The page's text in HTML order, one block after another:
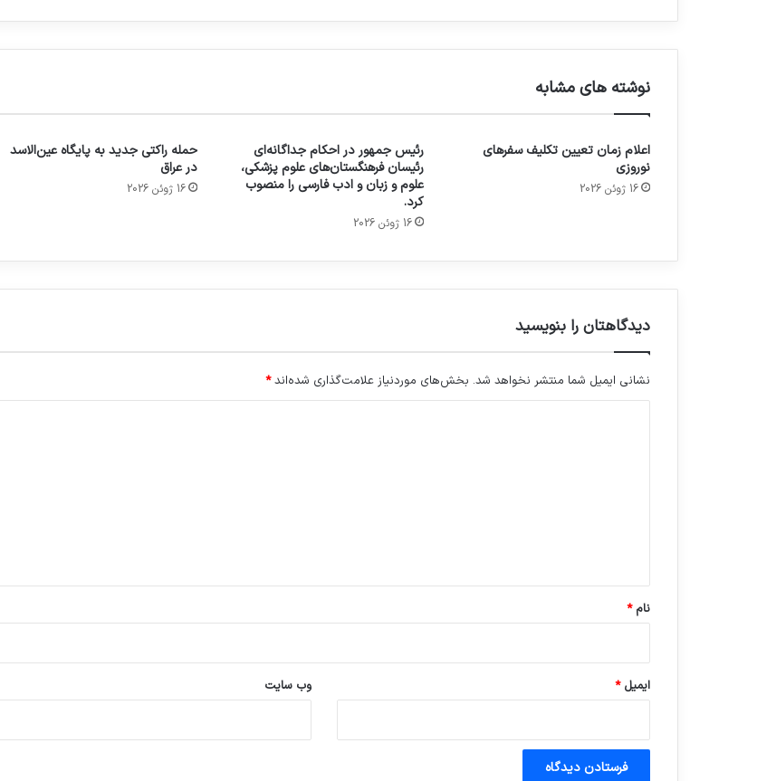
نوشته های مشابه
اعلام زمان تعیین تکلیف سفرهای
نوروزی
16 ژوئن 2026
رئیس جمهور در احکام جداگانه‌ای
رئیسان فرهنگستان‌های علوم پزشکی،
علوم و زبان و ادب فارسی را منصوب
کرد.
16 ژوئن 2026
حمله راکتی جدید به پایگاه عین‌الاسد
در عراق
16 ژوئن 2026
دیدگاهتان را بنویسید
نشانی ایمیل شما منتشر نخواهد شد. بخش‌های موردنیاز علامت‌گذاری شده‌اند*
نام*
ایمیل* وب‌ سایت